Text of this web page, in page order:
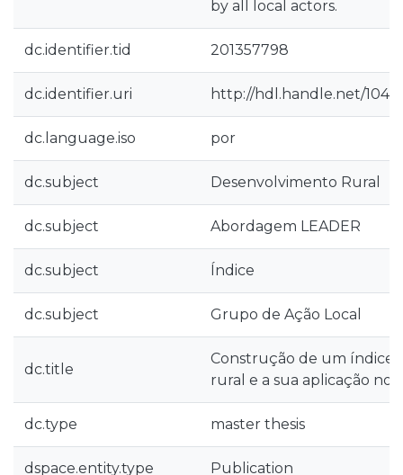
by all local actors.
dc.identifier.tid 201357798
dc.identifier.uri http://hdl.handle.net/
dc.language.iso por
dc.subject Desenvolvimento Rural
dc.subject Abordagem LEADER
dc.subject Índice
dc.subject Grupo de Ação Local
dc.title
Construção de um índice
rural e a sua aplicação no
dc.type master thesis
dspace.entity.type Publication